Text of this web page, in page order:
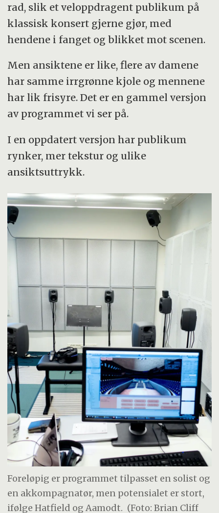
rad, slik et veloppdragent publikum på
klassisk konsert gjerne gjør, med
hendene i fanget og blikket mot scenen.
Men ansiktene er like, flere av damene
har samme irrgrønne kjole og mennene
har lik frisyre. Det er en gammel versjon
av programmet vi ser på.
I en oppdatert versjon har publikum
rynker, mer tekstur og ulike
ansiktsuttrykk.
Foreløpig er programmet tilpasset en solist og
en akkompagnatør, men potensialet er stort,
ifølge Hatfield og Aamodt. (Foto: Brian Cliff